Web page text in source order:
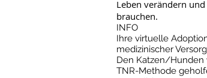
Leben verändern
brauchen.
INFO
Ihre virtuelle
medizinischer
Den Katzen/Hunden
TNR-Methode